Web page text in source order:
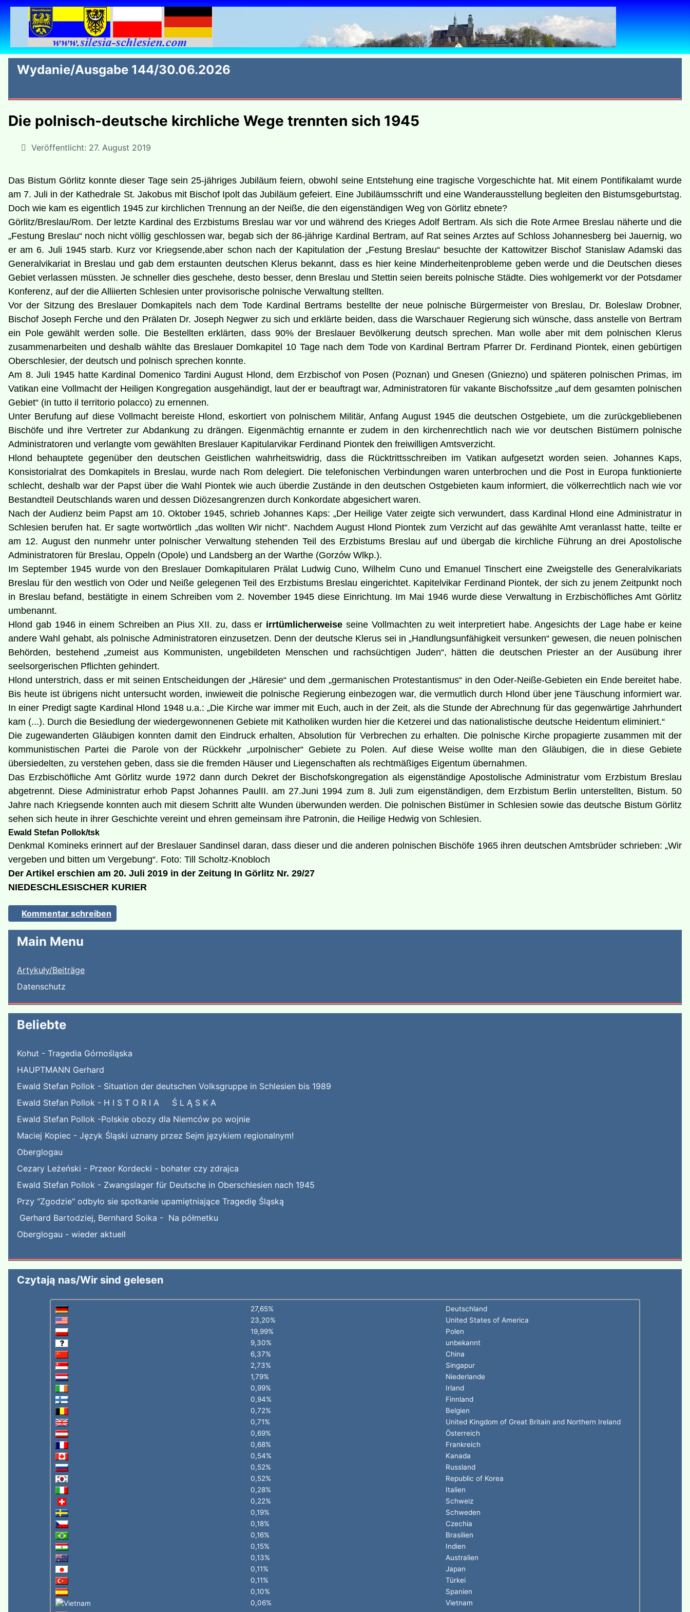
Wydanie/Ausgabe 144/30.06.2026
Main Menu
Artykuły/Beiträge
Datenschutz
Beliebte
Kohut - Tragedia Górnośląska
HAUPTMANN Gerhard
Ewald Stefan Pollok - Situation der deutschen Volksgruppe in Schlesien bis 1989
Ewald Stefan Pollok - H I S T O R I A Ś L Ą S K A
Ewald Stefan Pollok -Polskie obozy dla Niemców po wojnie
Maciej Kopiec - Język Śląski uznany przez Sejm językiem regionalnym!
Oberglogau
Cezary Leżeński - Przeor Kordecki - bohater czy zdrajca
Ewald Stefan Pollok - Zwangslager für Deutsche in Oberschlesien nach 1945
Przy "Zgodzie" odbyło sie spotkanie upamiętniające Tragedię Śląską
Gerhard Bartodziej, Bernhard Soika - Na półmetku
Oberglogau - wieder aktuell
Czytają nas/Wir sind gelesen
27,65%
Deutschland
23,20%
United States of America
19,99%
Polen
9,30%
unbekannt
6,37%
China
2,73%
Singapur
1,79%
Niederlande
0,99%
Irland
0,94%
Finnland
0,72%
Belgien
0,71%
United Kingdom of Great Britain and Northern Ireland
0,69%
Österreich
0,68%
Frankreich
0,54%
Kanada
0,52%
Russland
0,52%
Republic of Korea
0,28%
Italien
0,22%
Schweiz
0,19%
Schweden
0,18%
Czechia
0,16%
Brasilien
0,15%
Indien
0,13%
Australien
0,11%
Japan
0,11%
Türkei
0,10%
Spanien
0,06%
Vietnam
Die polnisch-deutsche kirchliche Wege trennten sich 1945
Veröffentlicht: 27. August 2019
Das Bistum Görlitz konnte dieser Tage sein 25-jähriges Jubiläum feiern, obwohl seine Entstehung eine tragische Vorgeschichte hat. Mit einem Pontifikalamt wurde
am 7. Juli in der Kathedrale St. Jakobus mit Bischof Ipolt das Jubiläum gefeiert. Eine Jubiläumsschrift und eine Wanderausstellung begleiten den Bistumsgeburtstag.
Doch wie kam es eigentlich 1945 zur kirchlichen Trennung an der Neiße, die den eigenständigen Weg von Görlitz ebnete?
Görlitz/Breslau/Rom. Der letzte Kardinal des Erzbistums Breslau war vor und während des Krieges Adolf Bertram. Als sich die Rote Armee Breslau näherte und die
„Festung Breslau“ noch nicht völlig geschlossen war, begab sich der 86-jährige Kardinal Bertram, auf Rat seines Arztes auf Schloss Johannesberg bei Jauernig, wo
er am 6. Juli 1945 starb. Kurz vor Kriegsende,aber schon nach der Kapitulation der „Festung Breslau“ besuchte der Kattowitzer Bischof Stanislaw Adamski das
Generalvikariat in Breslau und gab dem erstaunten deutschen Klerus bekannt, dass es hier keine Minderheitenprobleme geben werde und die Deutschen dieses
Gebiet verlassen müssten. Je schneller dies geschehe, desto besser, denn Breslau und Stettin seien bereits polnische Städte. Dies wohlgemerkt vor der Potsdamer
Konferenz, auf der die Alliierten Schlesien unter provisorische polnische Verwaltung stellten.
Vor der Sitzung des Breslauer Domkapitels nach dem Tode Kardinal Bertrams bestellte der neue polnische Bürgermeister von Breslau, Dr. Boleslaw Drobner,
Bischof Joseph Ferche und den Prälaten Dr. Joseph Negwer zu sich und erklärte beiden, dass die Warschauer Regierung sich wünsche, dass anstelle von Bertram
ein Pole gewählt werden solle. Die Bestellten erklärten, dass 90% der Breslauer Bevölkerung deutsch sprechen. Man wolle aber mit dem polnischen Klerus
zusammenarbeiten und deshalb wählte das Breslauer Domkapitel 10 Tage nach dem Tode von Kardinal Bertram Pfarrer Dr. Ferdinand Piontek, einen gebürtigen
Oberschlesier, der deutsch und polnisch sprechen konnte.
Am 8. Juli 1945 hatte Kardinal Domenico Tardini August Hlond, dem Erzbischof von Posen (Poznan) und Gnesen (Gniezno) und späteren polnischen Primas, im
Vatikan eine Vollmacht der Heiligen Kongregation ausgehändigt, laut der er beauftragt war, Administratoren für vakante Bischofssitze „auf dem gesamten polnischen
Gebiet“ (in tutto il territorio polacco) zu ernennen.
Unter Berufung auf diese Vollmacht bereiste Hlond, eskortiert von polnischem Militär, Anfang August 1945 die deutschen Ostgebiete, um die zurückgebliebenen
Bischöfe und ihre Vertreter zur Abdankung zu drängen. Eigenmächtig ernannte er zudem in den kirchenrechtlich nach wie vor deutschen Bistümern polnische
Administratoren und verlangte vom gewählten Breslauer Kapitularvikar Ferdinand Piontek den freiwilligen Amtsverzicht.
Hlond behauptete gegenüber den deutschen Geistlichen wahrheitswidrig, dass die Rücktrittsschreiben im Vatikan aufgesetzt worden seien. Johannes Kaps,
Konsistorialrat des Domkapitels in Breslau, wurde nach Rom delegiert. Die telefonischen Verbindungen waren unterbrochen und die Post in Europa funktionierte
schlecht, deshalb war der Papst über die Wahl Piontek wie auch überdie Zustände in den deutschen Ostgebieten kaum informiert, die völkerrechtlich nach wie vor
Bestandteil Deutschlands waren und dessen Diözesangrenzen durch Konkordate abgesichert waren.
Nach der Audienz beim Papst am 10. Oktober 1945, schrieb Johannes Kaps: „Der Heilige Vater zeigte sich verwundert, dass Kardinal Hlond eine Administratur in
Schlesien berufen hat. Er sagte wortwörtlich „das wollten Wir nicht“. Nachdem August Hlond Piontek zum Verzicht auf das gewählte Amt veranlasst hatte, teilte er
am 12. August den nunmehr unter polnischer Verwaltung stehenden Teil des Erzbistums Breslau auf und übergab die kirchliche Führung an drei Apostolische
Administratoren für Breslau, Oppeln (Opole) und Landsberg an der Warthe (Gorzów Wlkp.).
Im September 1945 wurde von den Breslauer Domkapitularen Prälat Ludwig Cuno, Wilhelm Cuno und Emanuel Tinschert eine Zweigstelle des Generalvikariats
Breslau für den westlich von Oder und Neiße gelegenen Teil des Erzbistums Breslau eingerichtet. Kapitelvikar Ferdinand Piontek, der sich zu jenem Zeitpunkt noch
in Breslau befand, bestätigte in einem Schreiben vom 2. November 1945 diese Einrichtung. Im Mai 1946 wurde diese Verwaltung in Erzbischöfliches Amt Görlitz
umbenannt.
Hlond gab 1946 in einem Schreiben an Pius XII. zu, dass er irrtümlicherweise seine Vollmachten zu weit interpretiert habe. Angesichts der Lage habe er keine
andere Wahl gehabt, als polnische Administratoren einzusetzen. Denn der deutsche Klerus sei in „Handlungsunfähigkeit versunken“ gewesen, die neuen polnischen
Behörden, bestehend „zumeist aus Kommunisten, ungebildeten Menschen und rachsüchtigen Juden“, hätten die deutschen Priester an der Ausübung ihrer
seelsorgerischen Pflichten gehindert.
Hlond unterstrich, dass er mit seinen Entscheidungen der „Häresie“ und dem „germanischen Protestantismus“ in den Oder-Neiße-Gebieten ein Ende bereitet habe.
Bis heute ist übrigens nicht untersucht worden, inwieweit die polnische Regierung einbezogen war, die vermutlich durch Hlond über jene Täuschung informiert war.
In einer Predigt sagte Kardinal Hlond 1948 u.a.: „Die Kirche war immer mit Euch, auch in der Zeit, als die Stunde der Abrechnung für das gegenwärtige Jahrhundert
kam (...). Durch die Besiedlung der wiedergewonnenen Gebiete mit Katholiken wurden hier die Ketzerei und das nationalistische deutsche Heidentum eliminiert.“
Die zugewanderten Gläubigen konnten damit den Eindruck erhalten, Absolution für Verbrechen zu erhalten. Die polnische Kirche propagierte zusammen mit der
kommunistischen Partei die Parole von der Rückkehr „urpolnischer“ Gebiete zu Polen. Auf diese Weise wollte man den Gläubigen, die in diese Gebiete
übersiedelten, zu verstehen geben, dass sie die fremden Häuser und Liegenschaften als rechtmäßiges Eigentum übernahmen.
Das Erzbischöfliche Amt Görlitz wurde 1972 dann durch Dekret der Bischofskongregation als eigenständige Apostolische Administratur vom Erzbistum Breslau
abgetrennt. Diese Administratur erhob Papst Johannes PaulII. am 27.Juni 1994 zum 8. Juli zum eigenständigen, dem Erzbistum Berlin unterstellten, Bistum. 50
Jahre nach Kriegsende konnten auch mit diesem Schritt alte Wunden überwunden werden. Die polnischen Bistümer in Schlesien sowie das deutsche Bistum Görlitz
sehen sich heute in ihrer Geschichte vereint und ehren gemeinsam ihre Patronin, die Heilige Hedwig von Schlesien.
Ewald Stefan Pollok/tsk
Denkmal Komineks erinnert auf der Breslauer Sandinsel daran, dass dieser und die anderen polnischen Bischöfe 1965 ihren deutschen Amtsbrüder schrieben: „Wir
vergeben und bitten um Vergebung“. Foto: Till Scholtz-Knobloch
Der Artikel erschien am 20. Juli 2019 in der Zeitung In Görlitz Nr. 29/27
NIEDESCHLESISCHER KURIER
Kommentar schreiben